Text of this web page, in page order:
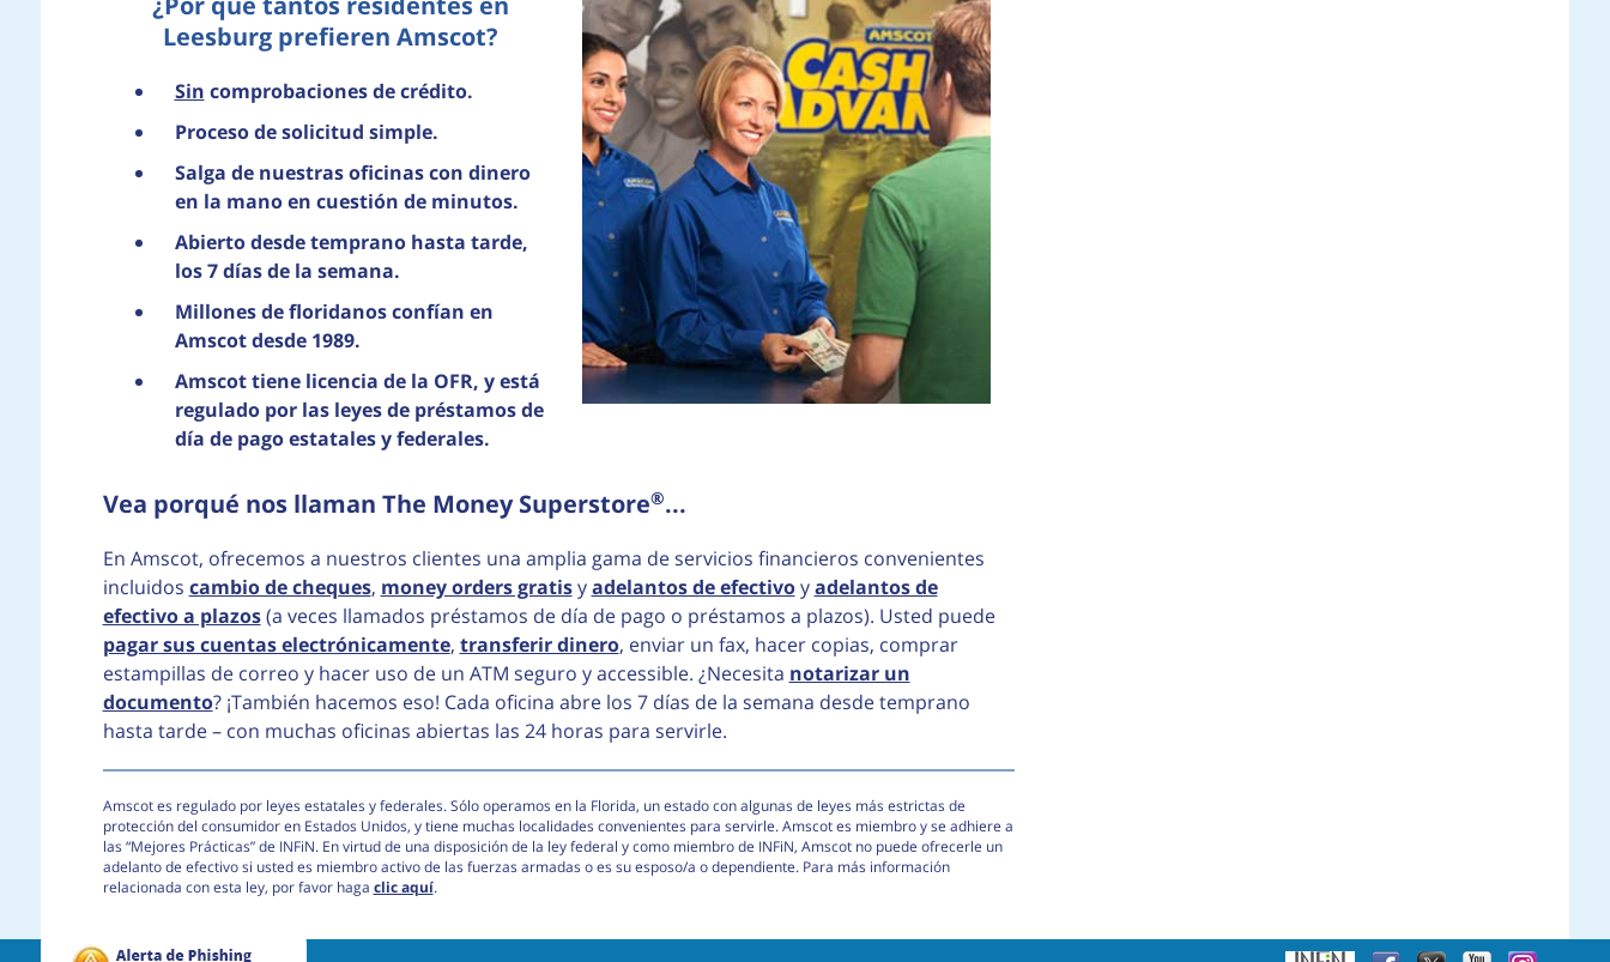
Leesburg prefieren Amscot?
Sin comprobaciones de crédito.
Proceso de solicitud simple.
Salga de nuestras oficinas con dinero
en la mano en cuestión de minutos.
Abierto desde temprano hasta tarde,
los 7 días de la semana.
Millones de floridanos confían en
Amscot desde 1989.
Amscot tiene licencia de la OFR, y está
regulado por las leyes de préstamos de
día de pago estatales y federales.
Vea porqué nos llaman The Money Superstore®...
En Amscot, ofrecemos a nuestros clientes una amplia gama de servicios financieros convenientes
incluidos cambio de cheques, money orders gratisyadelantos de efectivoyadelantos de
efectivo a plazos(a veces llamados préstamos de día de pago o préstamos a plazos). Usted puede
pagar sus cuentas electrónicamente, transferir dinero, enviar un fax, hacer copias, comprar
estampillas de correo y hacer uso de un ATM seguro y accessible. ¿Necesita notarizar un
documento? ¡También hacemos eso! Cada oficina abre los 7 días de la semana desde temprano
hasta tarde – con muchas oficinas abiertas las 24 horas para servirle.
Amscot es regulado por leyes estatales y federales. Sólo operamos en la Florida, un estado con algunas de leyes más estrictas de
protección del consumidor en Estados Unidos, y tiene muchas localidades convenientes para servirle. Amscot es miembro y se adhiere a
las “Mejores Prácticas” de INFiN. En virtud de una disposición de la ley federal y como miembro de INFiN, Amscot no puede ofrecerle un
adelanto de efectivo si usted es miembro activo de las fuerzas armadas o es su esposo/a o dependiente. Para más información
relacionada con esta ley, por favor haga clic aquí.